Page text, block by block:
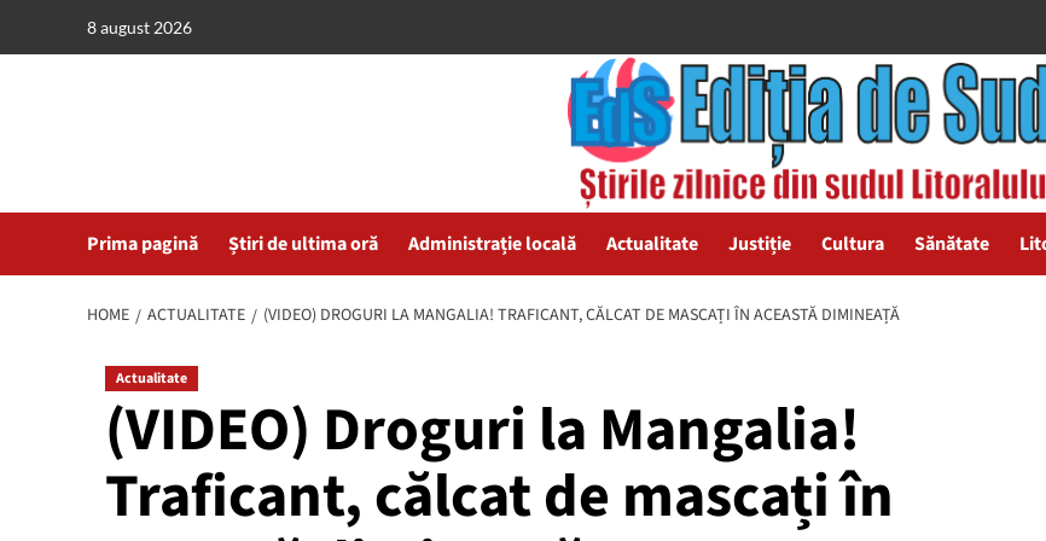
8 august 2026
Prima pagină Știri de ultima oră Administrație locală Actualitate Justiție Cultura Sănătate
HOME ACTUALITATE (VIDEO) DROGURI LA MANGALIA! TRAFICANT, CĂLCAT DE MASCAȚI ÎN ACEASTĂ DIMINEAȚĂ
Actualitate
(VIDEO) Droguri la Mangalia!
Traficant, călcat de mascați în